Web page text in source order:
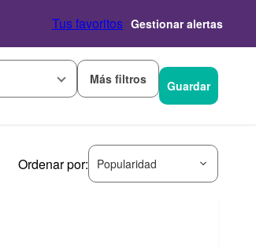
Tus favoritos Gestionar alertas
Más filtros Guardar
Ordenar por: Popularidad